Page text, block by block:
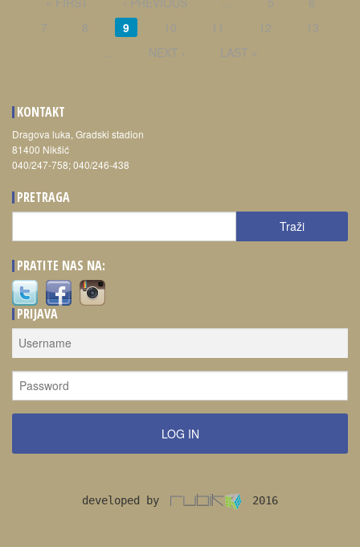
7
8 9 10 11 12
13
…
NEXT › LAST »
KONTAKT
Dragova luka, Gradski stadion
81400 Nikšić
040/247-758; 040/246-438
PRETRAGA
Traži
PRATITE NAS NA:
PRIJAVA
LOG IN
developed by 2016